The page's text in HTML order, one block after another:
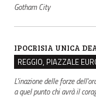
Gotham City
IPOCRISIA UNICA
L'inazione delle forze
a quel punto chi avrà il